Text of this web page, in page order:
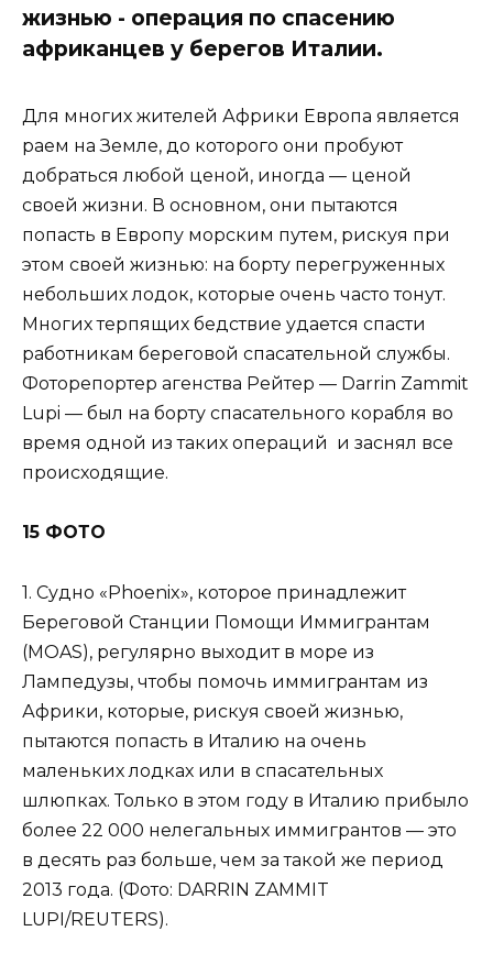
жизнью - операция по спасению
африканцев у берегов Италии.
Для многих жителей Африки Европа является
раем на Земле, до которого они пробуют
добраться любой ценой, иногда — ценой
своей жизни. В основном, они пытаются
попасть в Европу морским путем, рискуя при
этом своей жизнью: на борту перегруженных
небольших лодок, которые очень часто тонут.
Многих терпящих бедствие удается спасти
работникам береговой спасательной службы.
Фоторепортер агенства Рейтер — Darrin Zammit
Lupi — был на борту спасательного корабля во
время одной из таких операций и заснял все
происходящие.
15 ФОТО
1. Судно «Phoenix», которое принадлежит
Береговой Станции Помощи Иммигрантам
(MOAS), регулярно выходит в море из
Лампедузы, чтобы помочь иммигрантам из
Африки, которые, рискуя своей жизнью,
пытаются попасть в Италию на очень
маленьких лодках или в спасательных
шлюпках. Только в этом году в Италию прибыло
более 22 000 нелегальных иммигрантов — это
в десять раз больше, чем за такой же период
2013 года. (Фото: DARRIN ZAMMIT
LUPI/REUTERS).